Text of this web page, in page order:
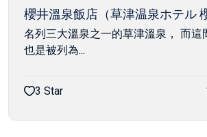
櫻井溫泉飯店（草津温泉ホテル
名列三大溫泉之一的草津溫泉， 而這
也是被列為...
3 Star